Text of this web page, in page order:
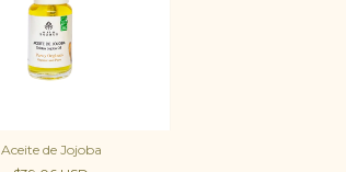
Aceite de Jojoba